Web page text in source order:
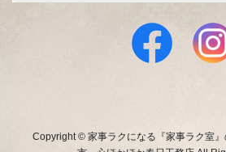
Copyright © 家事ラクになる『家事ラク室